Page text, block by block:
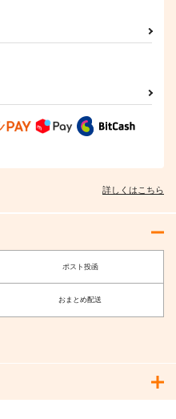
詳しくはこちら
ポスト投函
おまとめ配送